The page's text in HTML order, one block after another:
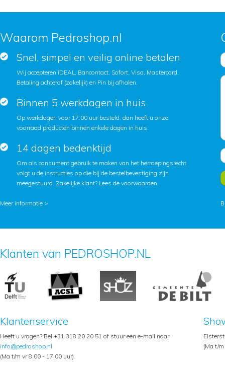
Waarom Pedroshop.nl
Snel, simpel en veilig online betalen
Wij accepteren iDEAL, Bancontact, Sofort, Visa, Mastercard,
Betaling achteraf (zakelijk) en Pin bij afhalen.
Binnen 5 werkdagen in huis
Op werkdagen voor 17.00 uur besteld, dan heeft u onze
voorraad producten binnen enkele dagen in huis.
14 dagen bedenktijd
Om als consument gebruik te maken van het herroepingsrecht
volgt u de instructies op die bij de bestelbevestiging zijn
meegestuurd. Zakelijke klant? Lees de voorwaarden.
Meer informatie >
Klanten van PEDROSHOP.NL
Klantenservice
Heeft u vragen? Bel +31 318 20 20 51 of stuur een e-mail naar
info@pedroshop.nl
(Ma t/m vr 8.00 - 17.00 uur)
(Ma t/